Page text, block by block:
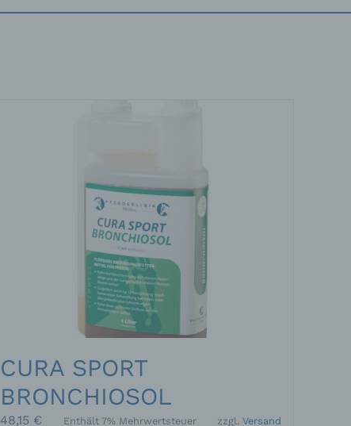
CURA SPORT
BRONCHIOSOL
48,15 € Enthält 7% Mehrwertsteuer zzgl. Versand